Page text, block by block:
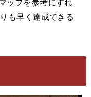
ップを参考にすれ
も早く達成できる